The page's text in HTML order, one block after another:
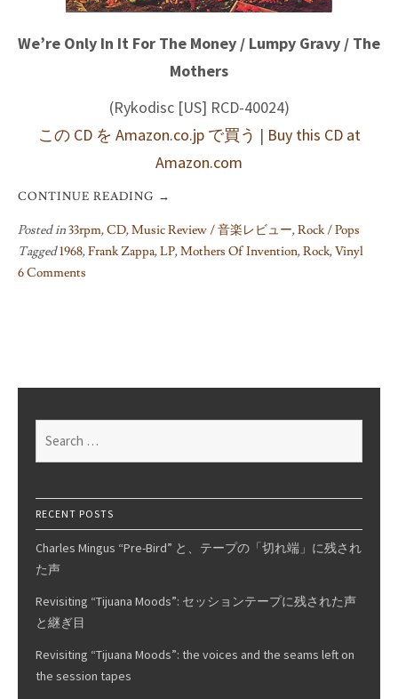
We’re Only In It For The Money / Lumpy Gravy / The
Mothers
(Rykodisc [US] RCD-40024)
この CD を Amazon.co.jp で買う | Buy this CD at
Amazon.com
CONTINUE READING →
Posted in33rpm,CD,Music Review / 音楽レビュー,Rock / Pops
Tagged1968,Frank Zappa,LP,Mothers Of Invention,Rock,Vinyl
6 Comments
The
Money
RECENT POSTS
Charles Mingus “Pre-Bird” と、テープの「切れ端」に残され
た声
Revisiting “Tijuana Moods”: セッションテープに残された声
と継ぎ目
Revisiting “Tijuana Moods”: the voices and the seams left on
the session tapes